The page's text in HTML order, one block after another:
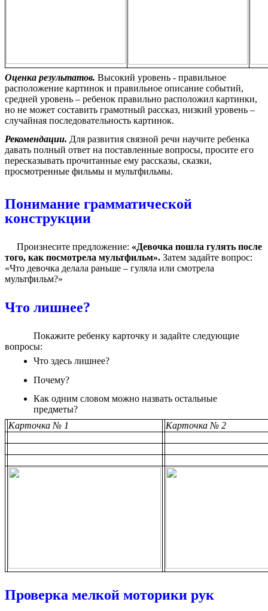
Оценка результатов. Высокий уровень - правильное
расположение картинок и правильное описание событий,
средней уровень – ребенок правильно расположил картинки,
но не может составить грамотный рассказ, низкий уровень –
случайная последовательность картинок.
Рекомендации. Для развития связной речи научите ребенка
давать полный ответ на поставленные вопросы, просите его
пересказывать прочитанные ему рассказы, сказки,
просмотренные фильмы и мультфильмы.
Понимание грамматической
конструкции
Произнесите предложение: «Девочка пошла гулять после
того, как посмотрела мультфильм». Затем задайте вопрос:
«Что девочка делала раньше – гуляла или смотрела
мультфильм?»
Что лишнее?
Покажите ребенку карточку и задайте следующие
вопросы:
Что здесь лишнее?
Почему?
Как одним словом можно назвать остальные
предметы?
Карточка № 1
Карточка № 2
Проверка мелкой моторики рук